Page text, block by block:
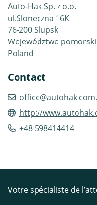
Auto-Hak Sp. z o.o.
ul.Sloneczna 16K
76-200 Slupsk
Województwo
Poland
Contact
http://
+48 598414414
Votre spécialiste de